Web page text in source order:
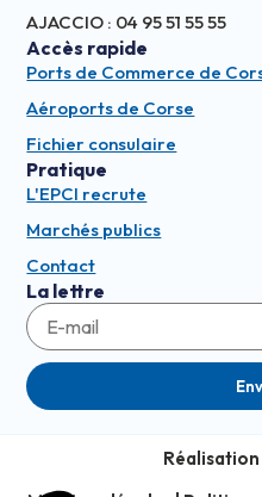
AJACCIO : 04 95 51 55 55
Accès rapide
Ports de Commerce de
Aéroports de Corse
Fichier consulaire
Pratique
L'EPCI recrute
Marchés publics
Contact
La lettre